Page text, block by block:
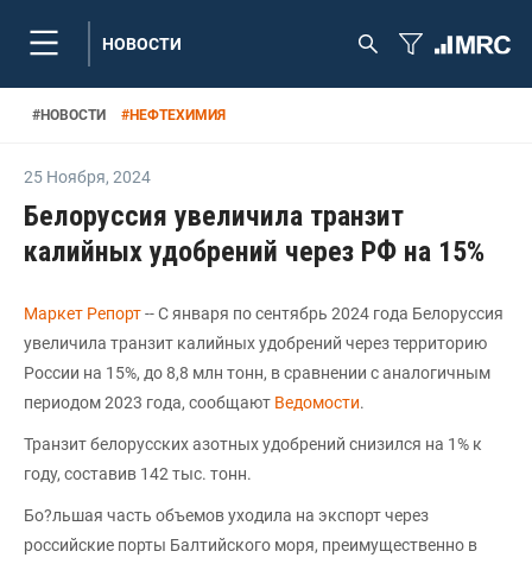
НОВОСТИ
#НОВОСТИ #НЕФТЕХИМИЯ
25 Ноября, 2024
Белоруссия увеличила транзит
калийных удобрений через РФ на 15%
Маркет Репорт-- С января по сентябрь 2024 года Белоруссия
увеличила транзит калийных удобрений через территорию
России на 15%, до 8,8 млн тонн, в сравнении с аналогичным
периодом 2023 года, сообщают Ведомости.
Транзит белорусских азотных удобрений снизился на 1% к
году, составив 142 тыс. тонн.
Бо?льшая часть объемов уходила на экспорт через
российские порты Балтийского моря, преимущественно в